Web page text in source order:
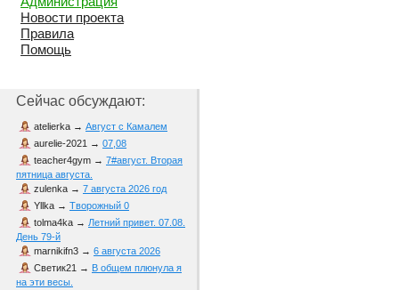
Новости проекта
Правила
Помощь
Сейчас обсуждают:
atelierka → Август с Камалем
aurelie-2021 → 07,08
teacher4gym → 7#август. Вторая
пятница августа.
zulenka → 7 августа 2026 год
Yllka → Творожный 0
tolma4ka → Летний привет. 07.08.
День 79-й
marnikifn3 → 6 августа 2026
Светик21 → В общем плюнула я
на эти весы.